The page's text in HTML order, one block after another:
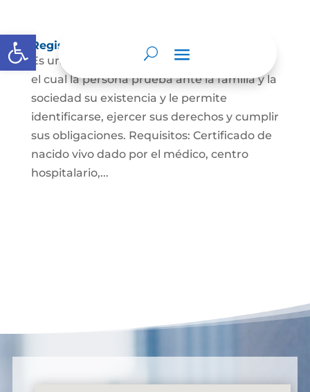
Abrir barra de herramientas
Registro Civil de Nacimiento
Es un documento indispensable mediante
el cual la persona prueba ante la familia y la
sociedad su existencia y le permite
identificarse, ejercer sus derechos y cumplir
sus obligaciones. Requisitos: Certificado de
nacido vivo dado por el médico, centro
hospitalario,...